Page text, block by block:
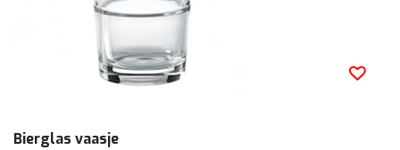
Bierglas vaasje